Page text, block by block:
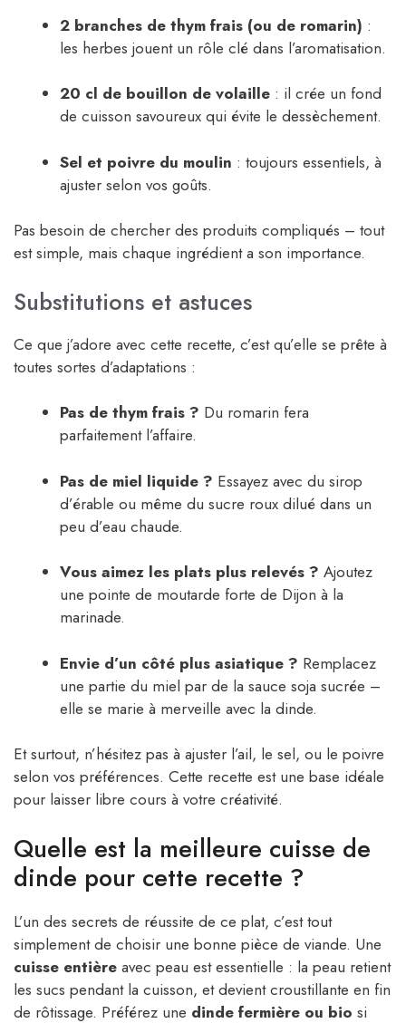
2 branches de thym frais (ou de romarin) :
les herbes jouent un rôle clé dans l’aromatisation.
20 cl de bouillon de volaille : il crée un fond
de cuisson savoureux qui évite le dessèchement.
Sel et poivre du moulin : toujours essentiels, à
ajuster selon vos goûts.
Pas besoin de chercher des produits compliqués – tout
est simple, mais chaque ingrédient a son importance.
Substitutions et astuces
Ce que j’adore avec cette recette, c’est qu’elle se prête à
toutes sortes d’adaptations :
Pas de thym frais ? Du romarin fera
parfaitement l’affaire.
Pas de miel liquide ? Essayez avec du sirop
d’érable ou même du sucre roux dilué dans un
peu d’eau chaude.
Vous aimez les plats plus relevés ? Ajoutez
une pointe de moutarde forte de Dijon à la
marinade.
Envie d’un côté plus asiatique ? Remplacez
une partie du miel par de la sauce soja sucrée –
elle se marie à merveille avec la dinde.
Et surtout, n’hésitez pas à ajuster l’ail, le sel, ou le poivre
selon vos préférences. Cette recette est une base idéale
pour laisser libre cours à votre créativité.
Quelle est la meilleure cuisse de
dinde pour cette recette ?
L’un des secrets de réussite de ce plat, c’est tout
simplement de choisir une bonne pièce de viande. Une
cuisse entière avec peau est essentielle : la peau retient
les sucs pendant la cuisson, et devient croustillante en fin
de rôtissage. Préférez une dinde fermière ou bio si